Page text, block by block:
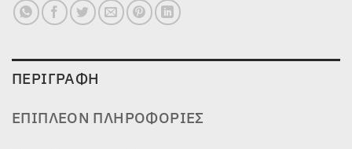
ΠΕΡΙΓΡΑΦΉ
ΕΠΙΠΛΈΟΝ ΠΛΗΡΟΦΟΡΊΕΣ